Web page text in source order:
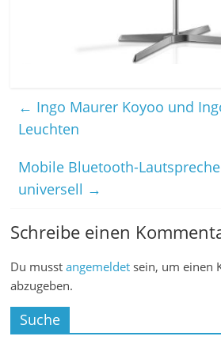
← Ingo Maurer Koyoo und
Leuchten
Mobile Bluetooth-
universell →
Schreibe einen
Du musstangemeldet sein, um einen
abzugeben.
Suche